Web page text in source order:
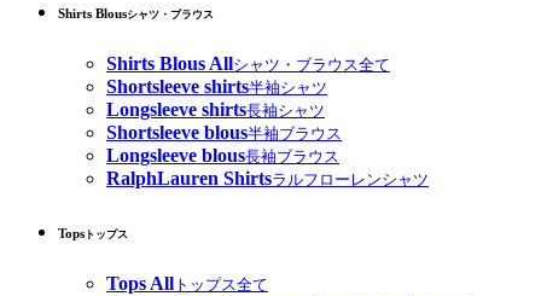
Shirts Blousシャツ・ブラウス
Shirts Blous Allシャツ・ブラウス全て
Shortsleeve shirts半袖シャツ
Longsleeve shirts長袖シャツ
Shortsleeve blous半袖ブラウス
Longsleeve blous長袖ブラウス
RalphLauren Shirtsラルフローレンシャツ
Tops トップス
Tops All トップス全て